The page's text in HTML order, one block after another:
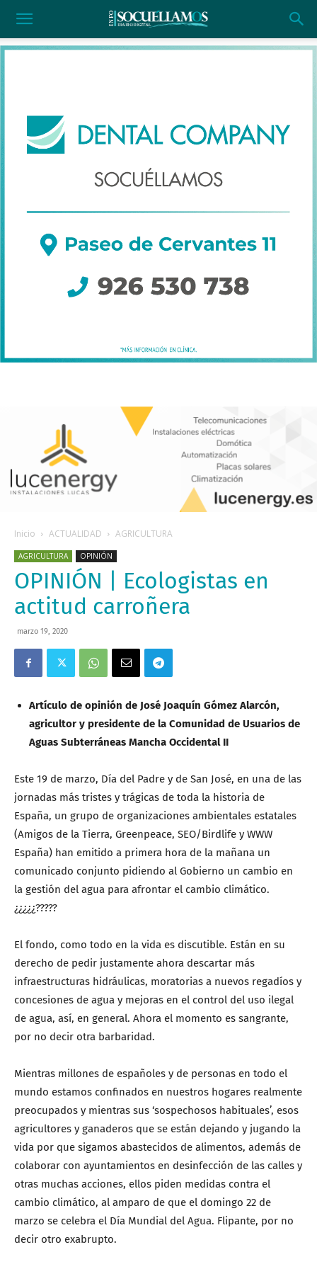
Inicio ACTUALIDAD AGRICULTURA
AGRICULTURA OPINIÓN
OPINIÓN | Ecologistas en
actitud carroñera
marzo 19, 2020
Artículo de opinión de José Joaquín Gómez Alarcón,
agricultor y presidente de la Comunidad de Usuarios de
Aguas Subterráneas Mancha Occidental II
Este 19 de marzo, Día del Padre y de San José, en una de las
jornadas más tristes y trágicas de toda la historia de
España, un grupo de organizaciones ambientales estatales
(Amigos de la Tierra, Greenpeace, SEO/Birdlife y WWW
España) han emitido a primera hora de la mañana un
comunicado conjunto pidiendo al Gobierno un cambio en
la gestión del agua para afrontar el cambio climático.
¿¿¿¿¿?????
El fondo, como todo en la vida es discutible. Están en su
derecho de pedir justamente ahora descartar más
infraestructuras hidráulicas, moratorias a nuevos regadíos y
concesiones de agua y mejoras en el control del uso ilegal
de agua, así, en general. Ahora el momento es sangrante,
por no decir otra barbaridad.
Mientras millones de españoles y de personas en todo el
mundo estamos confinados en nuestros hogares realmente
preocupados y mientras sus ‘sospechosos habituales’, esos
agricultores y ganaderos que se están dejando y jugando la
vida por que sigamos abastecidos de alimentos, además de
colaborar con ayuntamientos en desinfección de las calles y
otras muchas acciones, ellos piden medidas contra el
cambio climático, al amparo de que el domingo 22 de
marzo se celebra el Día Mundial del Agua. Flipante, por no
decir otro exabrupto.